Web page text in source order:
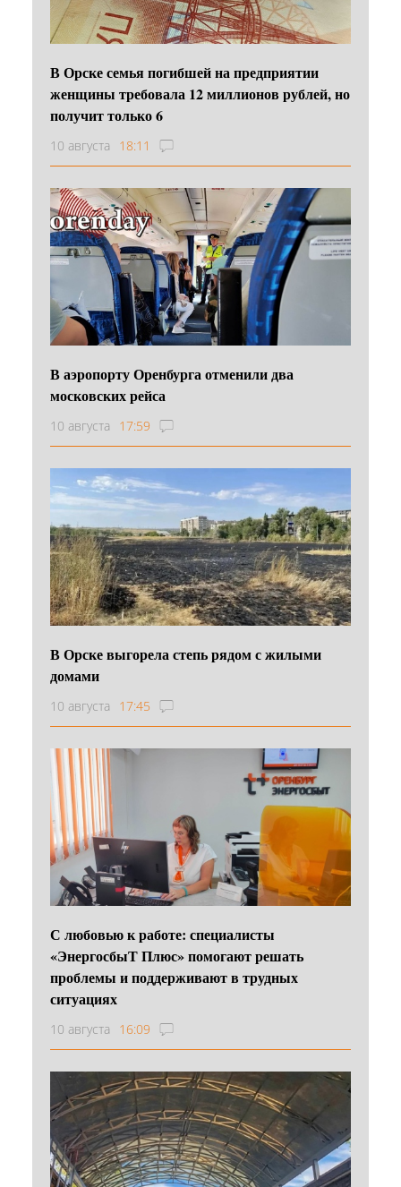
В Орске семья погибшей на предприятии
женщины требовала 12 миллионов рублей, но
получит только 6
10 августа 18:11
В аэропорту Оренбурга отменили два
московских рейса
10 августа 17:59
В Орске выгорела степь рядом с жилыми
домами
10 августа 17:45
С любовью к работе: специалисты
«ЭнергосбыТ Плюс» помогают решать
проблемы и поддерживают в трудных
ситуациях
10 августа 16:09